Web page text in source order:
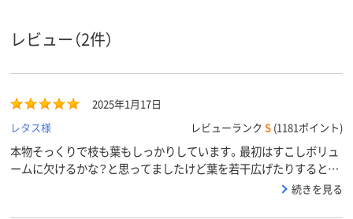
レビュー（2件）
2025年1月17日
レタス様
レビューランク S (1181ポイント)
本物そっくりで枝も葉もしっかりしています。最初はすこしボリュ
ームに欠けるかな？と思ってましたけど葉を若干広げたりすると、
高さもあるのでエントランスにもぴったりサイズです。 続きを見る